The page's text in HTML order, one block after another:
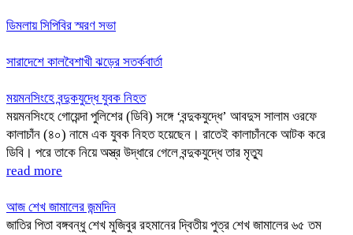
ডিমলায় সিপিবির স্মরণ সভা
সারাদেশে কালবৈশাখী ঝড়ের সতর্কবার্তা
ময়মনসিংহে বন্দুকযুদ্ধে যুবক নিহত
ময়মনসিংহে গোয়েন্দা পুলিশের (ডিবি) সঙ্গে ‘বন্দুকযুদ্ধে’ আবদুস সালাম ওরফে
কালাচাঁন (৪০) নামে এক যুবক নিহত হয়েছেন। রাতেই কালাচাঁনকে আটক করে
ডিবি। পরে তাকে নিয়ে অস্ত্র উদ্ধারে গেলে বন্দুকযুদ্ধে তার মৃত্যু
read more
আজ শেখ জামালের জন্মদিন
জাতির পিতা বঙ্গবন্ধু শেখ মুজিবুর রহমানের দ্বিতীয় পুত্র শেখ জামালের ৬৫ তম